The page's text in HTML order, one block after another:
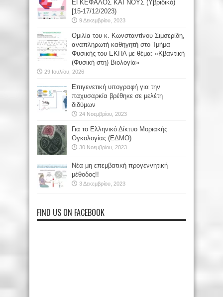
ΕΓΚΕΦΑΛΟΣ ΚΑΙ ΝΟΥΣ (Υβριδικό)
[15-17/12/2023)
9 Δεκεμβρίου, 2023
Oμιλία του κ. Κωνσταντίνου Σιμσερίδη,
αναπληρωτή καθηγητή στο Τμήμα
Φυσικής του ΕΚΠΑ με θέμα: «Κβαντική
(Φυσική στη) Βιολογία»
29 Ιουλίου, 2026
Επιγενετική υπογραφή για την
παχυσαρκία βρέθηκε σε μελέτη
διδύμων
24 Νοεμβρίου, 2023
Για το Ελληνικό Δίκτυο Μοριακής
Ογκολογίας (ΕΔΜΟ)
30 Νοεμβρίου, 2023
Νέα μη επεμβατική προγεννητική
μέθοδος!!
3 Δεκεμβρίου, 2023
FIND US ON FACEBOOK